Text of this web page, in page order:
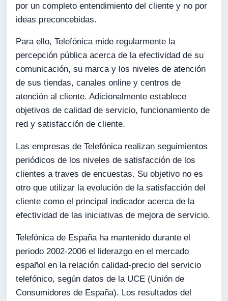
por un completo entendimiento del cliente y no por
ideas preconcebidas.
Para ello, Telefónica mide regularmente la
percepción pública acerca de la efectividad de su
comunicación, su marca y los niveles de atención
de sus tiendas, canales online y centros de
atención al cliente. Adicionalmente establece
objetivos de calidad de servicio, funcionamiento de
red y satisfacción de cliente.
Las empresas de Telefónica realizan seguimientos
periódicos de los niveles de satisfacción de los
clientes a traves de encuestas. Su objetivo no es
otro que utilizar la evolución de la satisfacción del
cliente como el principal indicador acerca de la
efectividad de las iniciativas de mejora de servicio.
Telefónica de España ha mantenido durante el
periodo 2002-2006 el liderazgo en el mercado
español en la relación calidad-precio del servicio
telefónico, según datos de la UCE (Unión de
Consumidores de España). Los resultados del